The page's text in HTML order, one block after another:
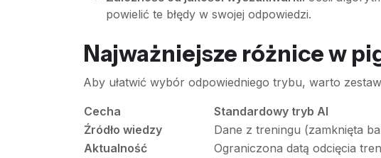
powielić te błędy w swojej odpowiedzi.
Najważniejsze różnice w
Aby ułatwić wybór odpowiedniego trybu, warto
Cecha Standardowy tryb AI
Źródło wiedzy
Dane z treningu (zamknięta
Aktualność
Ograniczona datą odcięcia